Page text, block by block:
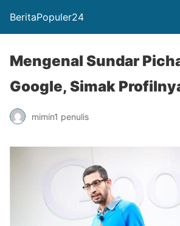
BeritaPopuler24
Mengenal Sundar
Google, Simak
mimin1 penulis